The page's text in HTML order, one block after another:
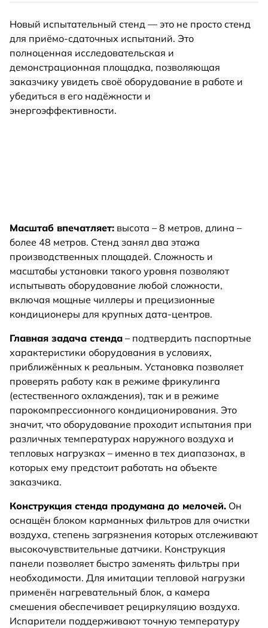
Новый испытательный стенд — это не просто стенд
для приёмо-сдаточных испытаний. Это
полноценная исследовательская и
демонстрационная площадка, позволяющая
заказчику увидеть своё оборудование в работе и
убедиться в его надёжности и
энергоэффективности.
Масштаб впечатляет: высота – 8 метров, длина –
более 48 метров. Стенд занял два этажа
производственных площадей. Сложность и
масштабы установки такого уровня позволяют
испытывать оборудование любой сложности,
включая мощные чиллеры и прецизионные
кондиционеры для крупных дата-центров.
Главная задача стенда – подтвердить паспортные
характеристики оборудования в условиях,
приближённых к реальным. Установка позволяет
проверять работу как в режиме фрикулинга
(естественного охлаждения), так и в режиме
парокомпрессионного кондиционирования. Это
значит, что оборудование проходит испытания при
различных температурах наружного воздуха и
тепловых нагрузках – именно в тех диапазонах, в
которых ему предстоит работать на объекте
заказчика.
Конструкция стенда продумана до мелочей. Он
оснащён блоком карманных фильтров для очистки
воздуха, степень загрязнения которых отслеживают
высокочувствительные датчики. Конструкция
панели позволяет быстро заменять фильтры при
необходимости. Для имитации тепловой нагрузки
применён нагревательный блок, а камера
смешения обеспечивает рециркуляцию воздуха.
Испарители поддерживают точную температуру